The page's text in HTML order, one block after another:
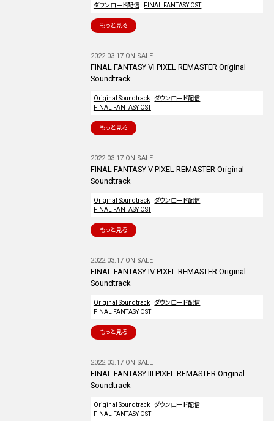
ダウンロード配信 FINAL FANTASY OST
もっと見る
2022.03.17 ON SALE
FINAL FANTASY VI PIXEL REMASTER Original
Soundtrack
Original Soundtrack
ダウンロード配信
FINAL FANTASY OST
もっと見る
2022.03.17 ON SALE
FINAL FANTASY V PIXEL REMASTER Original
Soundtrack
Original Soundtrack
ダウンロード配信
FINAL FANTASY OST
もっと見る
2022.03.17 ON SALE
FINAL FANTASY IV PIXEL REMASTER Original
Soundtrack
Original Soundtrack
ダウンロード配信
FINAL FANTASY OST
もっと見る
2022.03.17 ON SALE
FINAL FANTASY III PIXEL REMASTER Original
Soundtrack
Original Soundtrack
ダウンロード配信
FINAL FANTASY OST